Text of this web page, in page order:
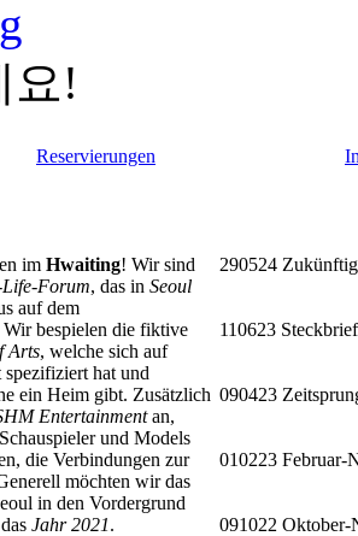
요!
Reservierungen
im Hwaiting! Wir sind
Forum, das in Seoul
auf dem
bespielen die fiktive
Arts, welche sich auf
hat und
ein Heim gibt. Zusätzlich
Entertainmentan,
und Models
die Verbindungen zur
möchten wir das
in den Vordergrund
Jahr 2021.
290524
110623
090423
010223 Februar-
091022